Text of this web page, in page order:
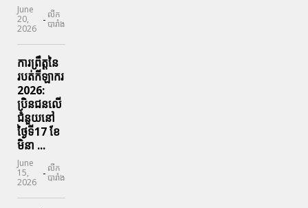
June
20,
2026
- លីក
បារាំង
ការព្រឹត្តនៃ
របត់កីឡាករ
2026:
ប្រិនជនលើ
ជំនួយនៅ
ថ្ងៃទី17 ខែ
មិនា ...
June
15,
2026
- លីក
បារាំង